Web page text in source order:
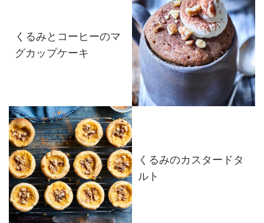
くるみとコーヒーのマ
グカップケーキ
くるみのカスタードタ
ルト